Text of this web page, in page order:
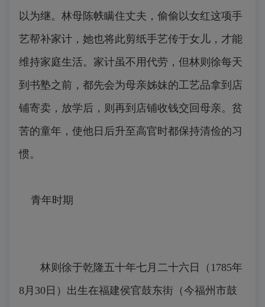
以为继。林母陈帙瞒住丈夫，偷偷以女红这项手
艺帮补家计，她也将此剪纸手艺传于女儿，才能
维持家庭生活。家计虽不用代劳，但林则徐每天
到书塾之前，都先会为母亲姊妹的工艺品拿到店
铺寄卖，放学后，则再到店铺收钱交回母亲。贫
苦的童年，使他日后升至高官时都保持清俭的习
惯。
青年时期
林则徐于乾隆五十年七月二十六日（1785年
8月30日）出生在福建侯官鼓东街（今福州市鼓